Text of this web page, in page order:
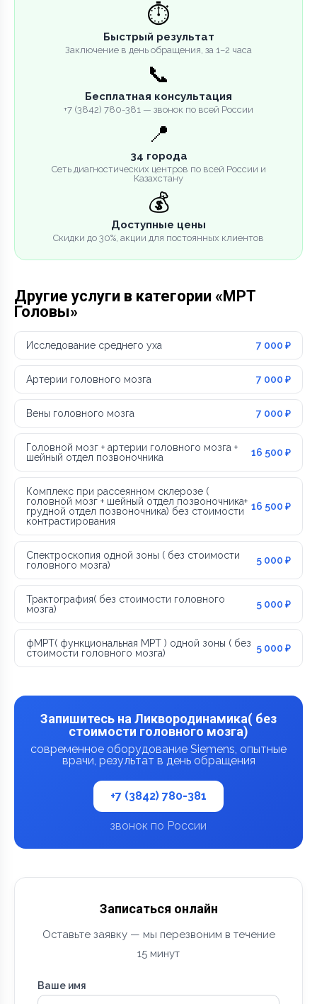
⏱️
Быстрый результат
Заключение в день обращения, за 1–2 часа
📞
Бесплатная консультация
+7 (3842) 780-381 — звонок по всей России
📍
34 города
Сеть диагностических центров по всей России и
Казахстану
💰
Доступные цены
Скидки до 30%, акции для постоянных клиентов
Другие услуги в категории «МРТ
Головы»
Исследование среднего уха 7 000 ₽
Артерии головного мозга 7 000 ₽
Вены головного мозга 7 000 ₽
Головной мозг + артерии головного мозга +
шейный отдел позвоночника
16 500 ₽
Комплекс при рассеянном склерозе (
головной мозг + шейный отдел позвоночника+
грудной отдел позвоночника) без стоимости
контрастирования
16 500 ₽
Спектроскопия одной зоны ( без стоимости
головного мозга)
5 000 ₽
Трактография( без стоимости головного
мозга)
5 000 ₽
фМРТ( функциональная МРТ ) одной зоны ( без
стоимости головного мозга)
5 000 ₽
Запишитесь на Ликвородинамика( без
стоимости головного мозга)
современное оборудование Siemens, опытные
врачи, результат в день обращения
+7 (3842) 780-381
звонок по России
Записаться онлайн
Оставьте заявку — мы перезвоним в течение
15 минут
Ваше имя